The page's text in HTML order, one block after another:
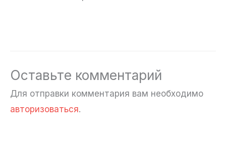
Оставьте комментарий
Для отправки комментария вам необходимо
авторизоваться.